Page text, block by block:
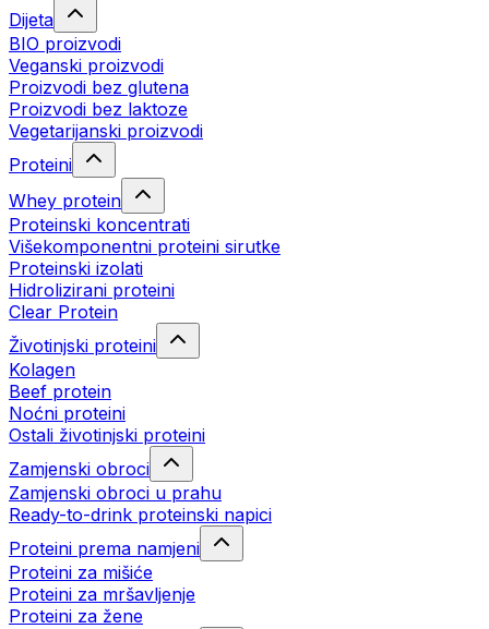
Dijeta
BIO proizvodi
Veganski proizvodi
Proizvodi bez glutena
Proizvodi bez laktoze
Vegetarijanski proizvodi
Proteini
Whey protein
Proteinski koncentrati
Višekomponentni proteini sirutke
Proteinski izolati
Hidrolizirani proteini
Clear Protein
Životinjski proteini
Kolagen
Beef protein
Noćni proteini
Ostali životinjski proteini
Zamjenski obroci
Zamjenski obroci u prahu
Ready-to-drink proteinski napici
Proteini prema namjeni
Proteini za mišiće
Proteini za mršavljenje
Proteini za žene